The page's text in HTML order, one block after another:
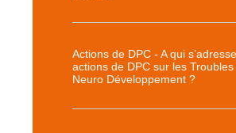
Actions de DPC - A qui
actions de DPC sur les Troubles
Neuro Développement ?